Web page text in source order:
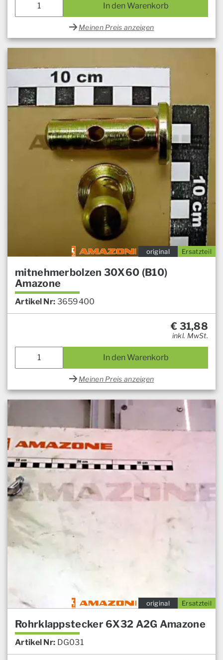
In den Warenkorb
Meinen Preis anzeigen
Ersatzteil
original
mitnehmerbolzen 30X60 (B10)
Amazone
Artikel Nr: 3659400
€ 31,88
inkl. MwSt.
In den Warenkorb
Meinen Preis anzeigen
Ersatzteil
original
Rohrklappstecker 6X32 A2G Amazone
Artikel Nr: DG031